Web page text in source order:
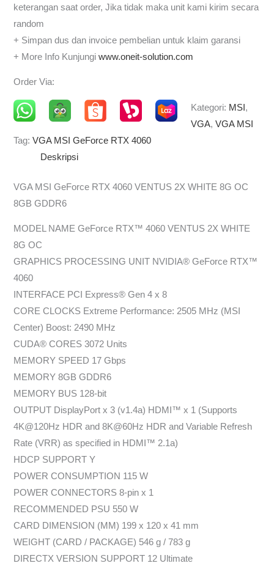
keterangan saat order, Jika tidak maka unit kami kirim secara
random
+ Simpan dus dan invoice pembelian untuk klaim garansi
+ More Info Kunjungiwww.oneit-solution.com
Order Via:
Kategori: MSI ,
VGA, VGA MSI
Tag:VGA MSI GeForce RTX 4060
Deskripsi
VGA MSI GeForce RTX 4060 VENTUS 2X WHITE 8G OC
8GB GDDR6
MODEL NAME GeForce RTX™ 4060 VENTUS 2X WHITE
8G OC
GRAPHICS PROCESSING UNIT NVIDIA® GeForce RTX™
4060
INTERFACE PCI Express® Gen 4 x 8
CORE CLOCKS Extreme Performance: 2505 MHz (MSI
Center) Boost: 2490 MHz
CUDA® CORES 3072 Units
MEMORY SPEED 17 Gbps
MEMORY 8GB GDDR6
MEMORY BUS 128-bit
OUTPUT DisplayPort x 3 (v1.4a) HDMI™ x 1 (Supports
4K@120Hz HDR and 8K@60Hz HDR and Variable Refresh
Rate (VRR) as specified in HDMI™ 2.1a)
HDCP SUPPORT Y
POWER CONSUMPTION 115 W
POWER CONNECTORS 8-pin x 1
RECOMMENDED PSU 550 W
CARD DIMENSION (MM) 199 x 120 x 41 mm
WEIGHT (CARD / PACKAGE) 546 g / 783 g
DIRECTX VERSION SUPPORT 12 Ultimate